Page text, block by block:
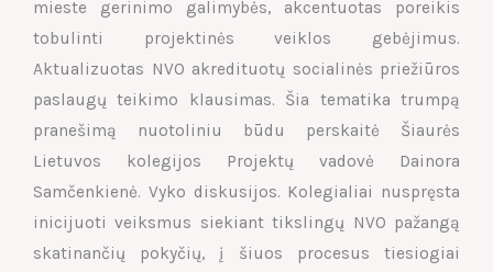
mieste gerinimo galimybės, akcentuotas poreikis
tobulinti projektinės veiklos gebėjimus.
Aktualizuotas NVO akredituotų socialinės priežiūros
paslaugų teikimo klausimas. Šia tematika trumpą
pranešimą nuotoliniu būdu perskaitė Šiaurės
Lietuvos kolegijos Projektų vadovė Dainora
Samčenkienė. Vyko diskusijos. Kolegialiai nuspręsta
inicijuoti veiksmus siekiant tikslingų NVO pažangą
skatinančių pokyčių, į šiuos procesus tiesiogiai